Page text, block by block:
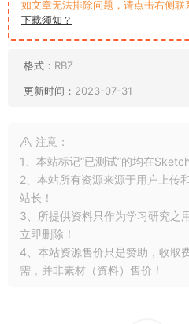
如文章无法排除问题，请点击右侧联
下载须知？
格式： RBZ
更新时间： 2023-07-31
注意：
1、本站标记“已测试”的均在
2、本站所有资源来源于用户上传
站长！
3、所提供资料只作为学习研究之
立即删除！
4、本站资源售价只是赞助，收取
需，并非素材（资料）售价！